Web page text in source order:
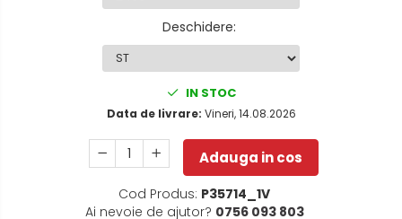
Deschidere:
IN STOC
Data de livrare: Vineri, 14.08.2026
Adauga in cos
Cod Produs: P35714_1V
Ai nevoie de ajutor? 0756 093 803